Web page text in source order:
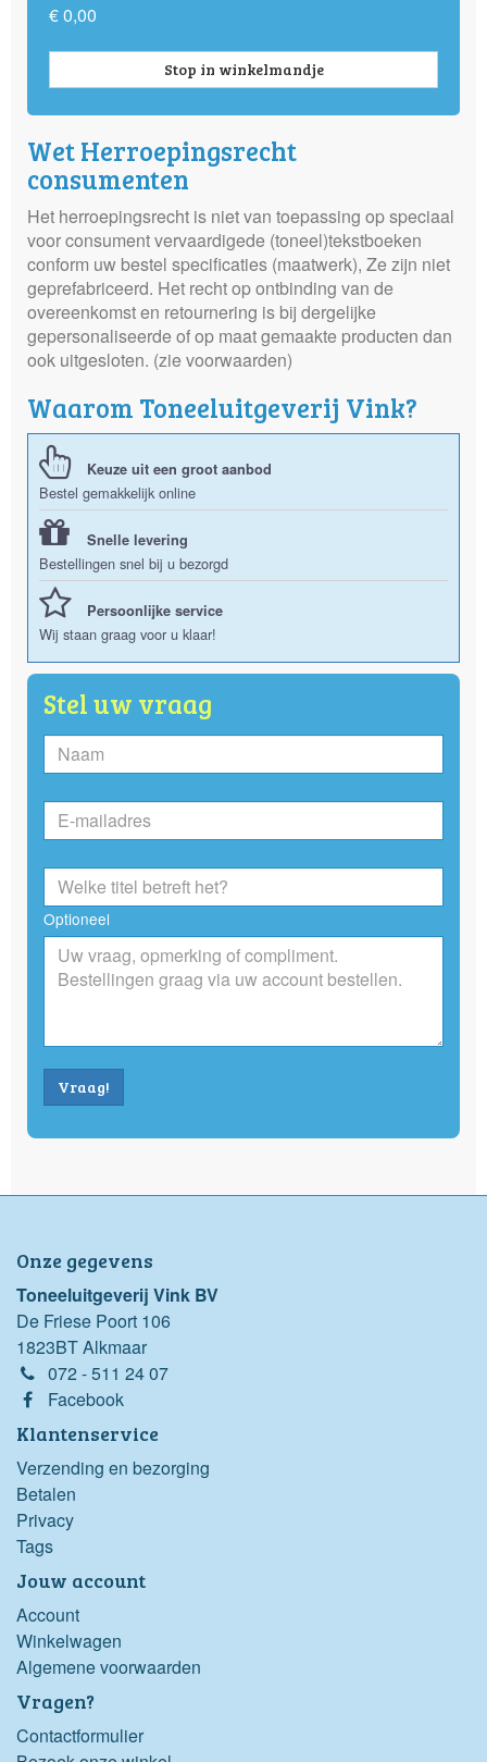
€ 0,00
Stop in winkelmandje
Wet Herroepingsrecht
consumenten
Het herroepingsrecht is niet van toepassing op speciaal
voor consument vervaardigede (toneel)tekstboeken
conform uw bestel specificaties (maatwerk), Ze zijn niet
geprefabriceerd. Het recht op ontbinding van de
overeenkomst en retournering is bij dergelijke
gepersonaliseerde of op maat gemaakte producten dan
ook uitgesloten. (zie voorwaarden)
Waarom Toneeluitgeverij Vink?
Keuze uit een groot aanbod
Bestel gemakkelijk online
Snelle levering
Bestellingen snel bij u bezorgd
Persoonlijke service
Wij staan graag voor u klaar!
Stel uw vraag
Optioneel
Vraag!
Onze gegevens
Toneeluitgeverij Vink BV
De Friese Poort 106
1823BT Alkmaar
072 - 511 24 07
Facebook
Klantenservice
Verzending en bezorging
Betalen
Privacy
Tags
Jouw account
Account
Winkelwagen
Algemene voorwaarden
Vragen?
Contactformulier